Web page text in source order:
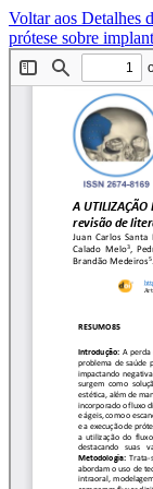
Voltar aos Detalhes
prótese sobre